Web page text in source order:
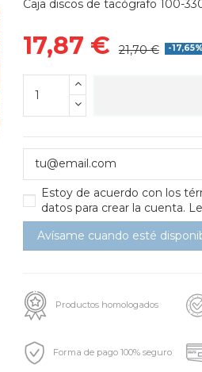
Caja discos de tacógrafo 100-
17,87 € 21,70 € -17,65%
Estoy de acuerdo con los
datos para crear la cuenta.
Productos homologados
Forma de pago 100% seguro